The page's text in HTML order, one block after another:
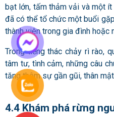
bạt lớn, tấm thảm vải và một
đã có thể tổ chức một buổi
thành viên trong gia đình hoặc
Trong tiếng thác chảy rì rào,
tâm tư, tình cảm, những câu
tăng thêm sự gần gũi, thân
4.4 Khám phá rừng